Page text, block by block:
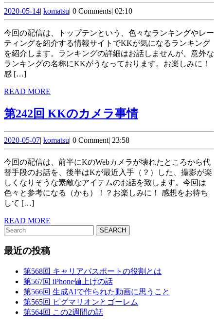
ア
ム
に
行
こ
う！
に
な
る
2020-05-142020-
05-
14
| komatsukomatsu
| 0 Comments| 02:10
今回の配信は、トップテンという、色々なランキングやレー
ティングを紹介する情報サイトでKKが気になるランキング
を紹介します。ランキングの詳細はお話しませんが、意外な
ランキングの名称にKKがうなっております。お楽しみに！
感 […]
READ MORE
第242回 KKのカメラ事情第
の
カ
メ
2020-05-072020-
05-
07
| komatsukomatsu
| 0 Comment| 23:58
今回の配信は、前半にKのWebカメラが壊れたところから代
替手段のお話を、後半はKが最近入手（？）した、撮影が楽
しくなりそうな素敵なアイテムのお話を致します。今回は
色々と参考になる（かも）！？お楽しみに！ 感想をお待ち
して […]
READ MORE
Search
for:
最近の投稿
第568回 キャリアパスポートの役割とは
第567回 iPhone値上げの話
第566回 生成AIで作られた動画に思うこと
第565回 ピグマリオンとゴーレム
第564回 この2週間の話